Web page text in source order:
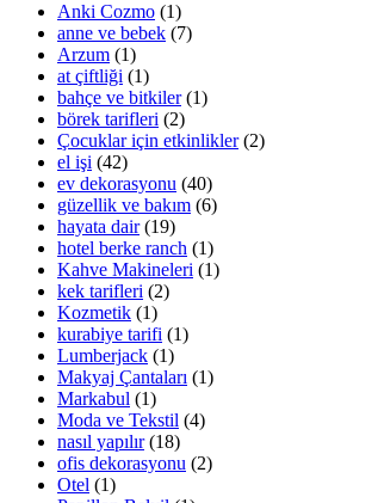
Anki Cozmo (1)
anne ve bebek (7)
Arzum (1)
at çiftliği (1)
bahçe ve bitkiler(1)
börek tarifleri (2)
Çocuklar için etkinlikler(2)
el işi (42)
ev dekorasyonu (40)
güzellik ve bakım (6)
hayata dair(19)
hotel berke ranch (1)
Kahve Makineleri (1)
kek tarifleri (2)
Kozmetik (1)
kurabiye tarifi (1)
Lumberjack (1)
Makyaj Çantaları (1)
Markabul (1)
Moda ve Tekstil (4)
nasıl yapılır(18)
ofis dekorasyonu (2)
Otel (1)